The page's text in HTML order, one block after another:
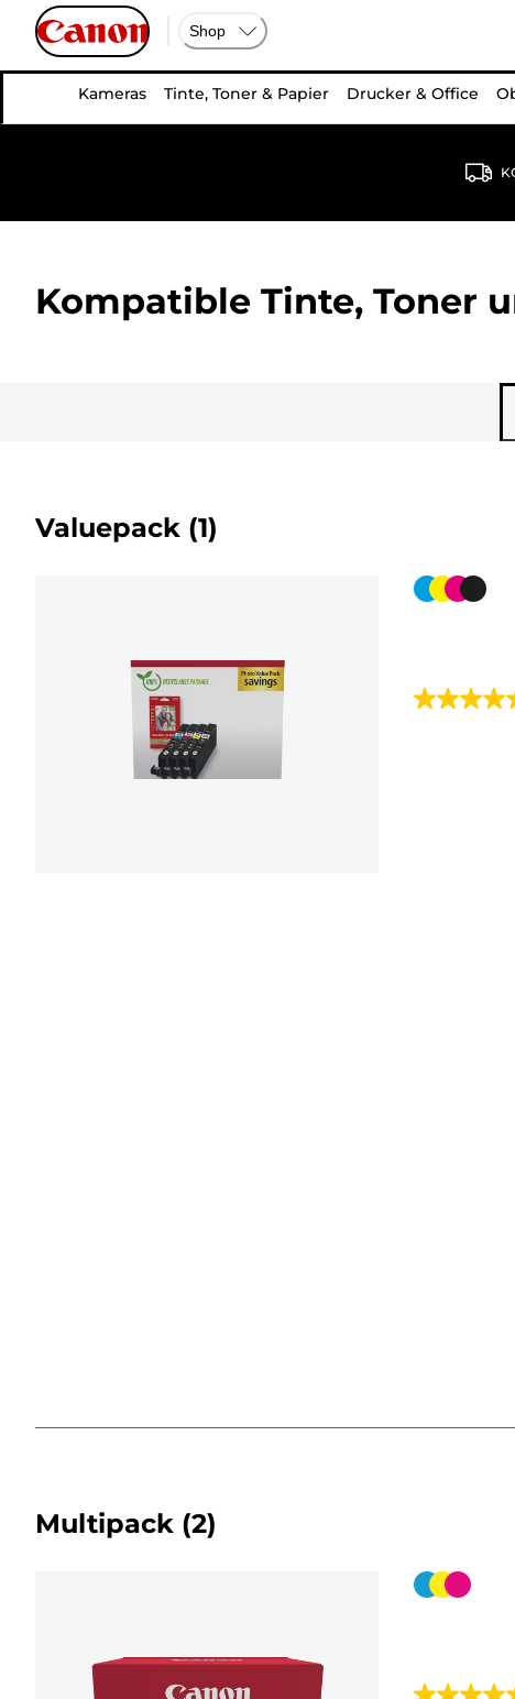
Shop
Kameras Tinte, Toner & Papier Drucker & Office
Kompatible Tinte, Toner
Valuepack (1)
4.4
Multipack (2)